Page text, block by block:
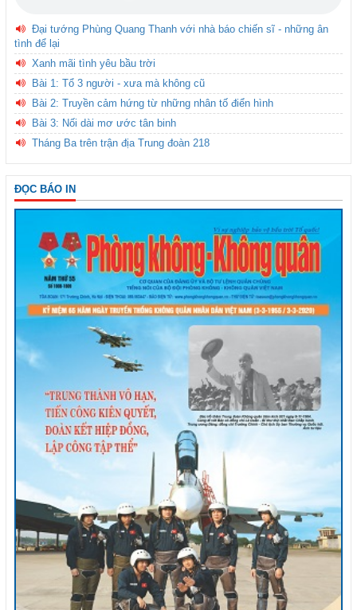
Đại tướng Phùng Quang Thanh với nhà báo chiến sĩ - những ân
tình để lại
Xanh mãi tình yêu bầu trời
Bài 1: Tổ 3 người - xưa mà không cũ
Bài 2: Truyền cảm hứng từ những nhân tố điển hình
Bài 3: Nối dài mơ ước tân binh
Tháng Ba trên trận địa Trung đoàn 218
ĐỌC BÁO IN